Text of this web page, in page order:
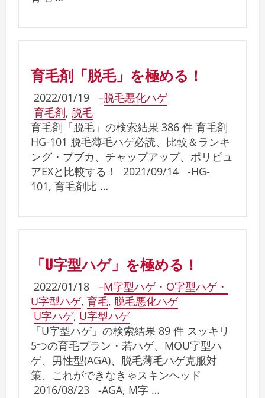
育毛剤「脱毛」を極める！
2022/01/19 –脱毛悪化ハゲ
育毛剤, 脱毛
育毛剤「脱毛」の検索結果 386 件 育毛剤
HG-101 脱毛薄毛ハゲ必読、比較＆ランキ
ング・ブブカ、チャップアップ、ポリピュ
アEXと比較する！ 2021/09/14 -HG-
101, 育毛剤比 …
「U字型ハゲ」を極める！
2022/01/18 –M字型ハゲ・O字型ハゲ・
U字型ハゲ, 育毛, 脱毛悪化ハゲ
U字ハゲ, U字型ハゲ
「U字型ハゲ」の検索結果 89 件 スッキリ
5つの育毛プラン・若ハゲ、MOU字型ハ
ゲ、男性型(AGA)、脱毛薄毛ハゲ克服対
策、これができなきゃスキンヘッド
2016/08/23 -AGA, M字 …